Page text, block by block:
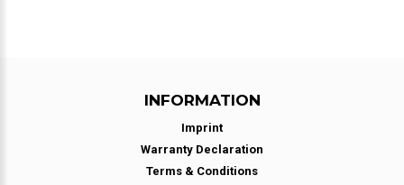
INFORMATION
Imprint
Warranty Declaration
Terms & Conditions